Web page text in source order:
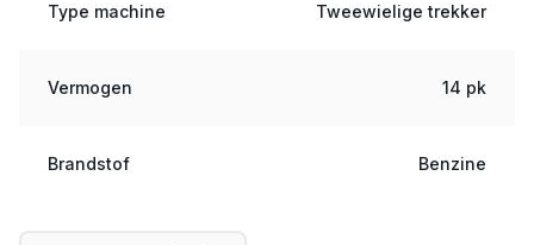
Type machine Tweewielige trekker
Vermogen 14 pk
Brandstof Benzine